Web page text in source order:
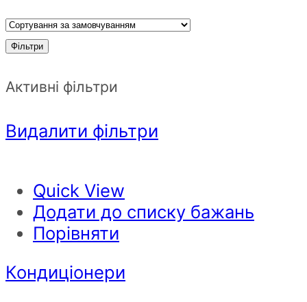
Фільтри
Активні фільтри
Видалити фільтри
Quick View
Додати до списку бажань
Порівняти
Кондиціонери